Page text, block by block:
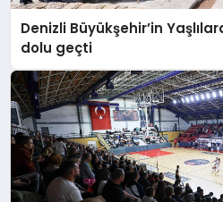
SAĞLIK
SPOR
TEKNOLOJI
Denizli Büyükşehir’in
dolu geçti